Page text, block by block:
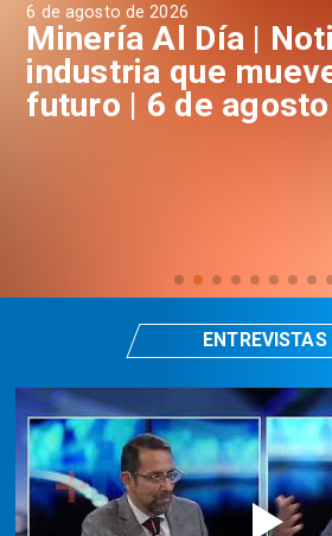
6 de agosto de 2026
Minería Al Día |
industria que
futuro | 6 de
ENTREVISTAS